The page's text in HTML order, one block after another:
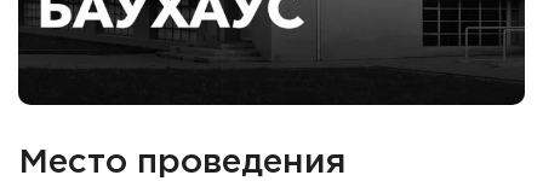
Место проведения